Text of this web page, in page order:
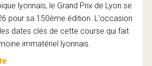
lyonnais, le Grand Prix de Lyon se
pour sa 150ème édition. L'occasion
dates clés de cette course qui fait
immatériel lyonnais.